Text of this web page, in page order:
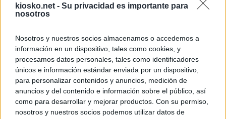
kiosko.net - Su privacidad es importante para
nosotros
Nosotros y nuestros socios almacenamos o accedemos a
información en un dispositivo, tales como cookies, y
procesamos datos personales, tales como identificadores
únicos e información estándar enviada por un dispositivo,
para personalizar contenidos y anuncios, medición de
anuncios y del contenido e información sobre el público, así
como para desarrollar y mejorar productos. Con su permiso,
nosotros y nuestros socios podemos utilizar datos de